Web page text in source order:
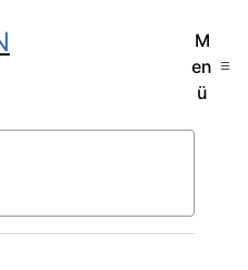
M
en
ü